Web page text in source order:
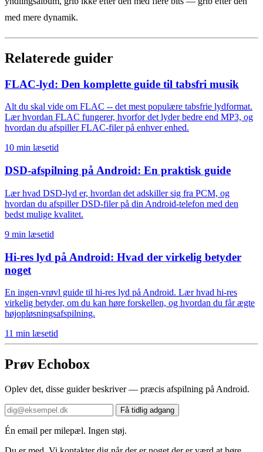
med mere dynamik.
Relaterede guider
FLAC-lyd: Den komplette guide til tabsfri musik
Alt du skal vide om FLAC -- det mest populære tabsfrie lydformat.
Lær hvordan FLAC fungerer, hvorfor det lyder bedre end MP3, og
hvordan du afspiller FLAC-filer på enhver enhed.
10 min læsetid
DSD-afspilning på Android: En praktisk guide
Lær hvad DSD-lyd er, hvordan det adskiller sig fra PCM, og
hvordan du afspiller DSD-filer på din Android-telefon med den
bedst mulige kvalitet.
9 min læsetid
Hi-res lyd på Android: Hvad der virkelig betyder
noget
En ingen-vrøvl guide til hi-res lyd på Android. Lær hvad hi-res
virkelig betyder, om du kan høre forskellen, og hvordan du får ægte
højopløsningsafspilning.
11 min læsetid
Prøv Echobox
Oplev det, disse guider beskriver — præcis afspilning på Android.
Få tidlig adgang
Én email per milepæl. Ingen støj.